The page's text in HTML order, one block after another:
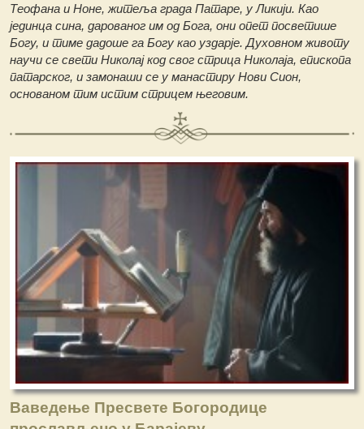
Теофана и Ноне, житеља града Патаре, у Ликији. Као
јединца сина, дарованог им од Бога, они опет посветише
Богу, и тиме дадоше га Богу као уздарје. Духовном животу
научи се свети Николај код свог стрица Николаја, епископа
патарског, и замонаши се у манастиру Нови Сион,
основаном тим истим стрицем његовим.
Ваведење Пресвете Богородице